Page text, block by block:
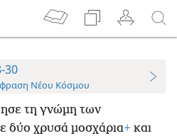
30
Νέου Κόσμου
τη γνώμη των
δύο χρυσά μοσχάρια+ και